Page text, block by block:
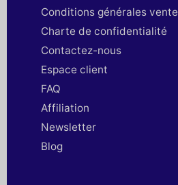
Conditions générales vente
Charte de confidentialité
Contactez-nous
Espace client
FAQ
Affiliation
Newsletter
Blog